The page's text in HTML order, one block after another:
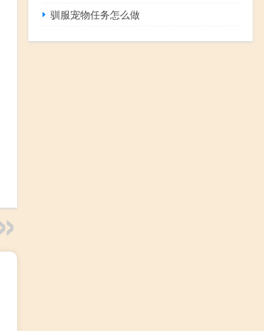
驯服宠物任务怎么做